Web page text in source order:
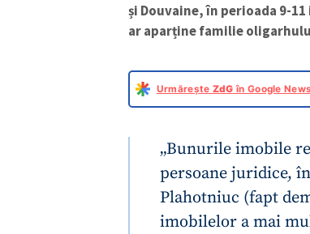
și Douvaine, în perioada 9-
ar aparține familie
Urmărește ZdG în Google News
„Bunurile imobile
persoane juridice,
Plahotniuc (fapt
imobilelor a mai